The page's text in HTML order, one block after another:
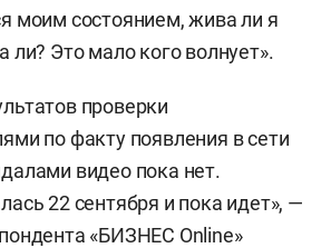
моим состоянием, жива ли я
ли? Это мало кого волнует».
проверки
по факту появления в сети
видео пока нет.
22 сентября и пока идет», —
«БИЗНЕС Online»